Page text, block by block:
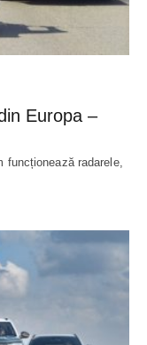
Europa –
funcționează radarele,